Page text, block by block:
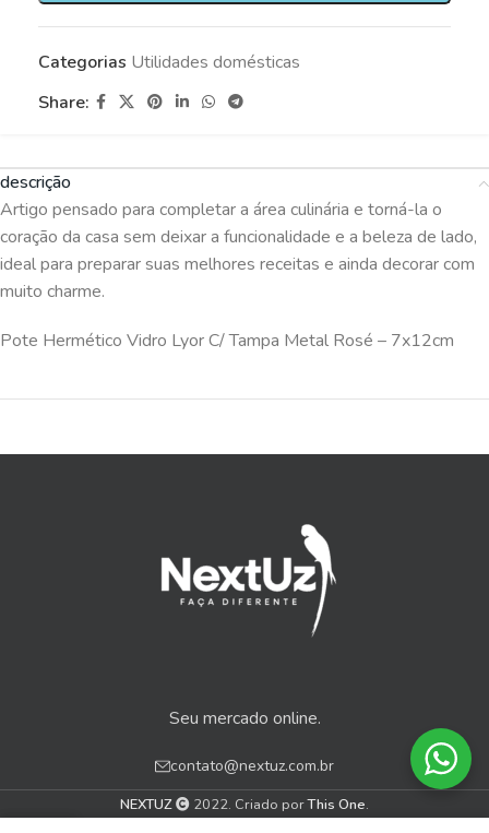
Categorias Utilidades domésticas
Share:
descrição
Artigo pensado para completar a área culinária e torná-la o
coração da casa sem deixar a funcionalidade e a beleza de lado,
ideal para preparar suas melhores receitas e ainda decorar com
muito charme.
Pote Hermético Vidro Lyor C/ Tampa Metal Rosé – 7x12cm
Seu mercado online.
contato@nextuz.com.br
NEXTUZ 2022. Criado porThis One.